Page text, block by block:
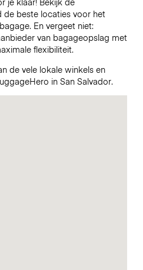
de beste locaties voor het
En vergeet niet:
van bagageopslag met
flexibiliteit.
de vele lokale winkels en
in San Salvador.